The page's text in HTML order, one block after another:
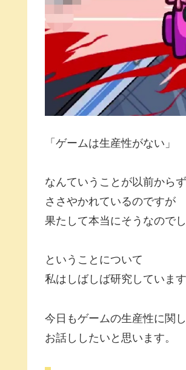
「ゲームは生産性がない」
なんていうことが以前から
ささやかれているのですが
果たして本当にそうなので
ということについて
私はしばしば研究しています
今日もゲームの生産性に関
お話ししたいと思います。